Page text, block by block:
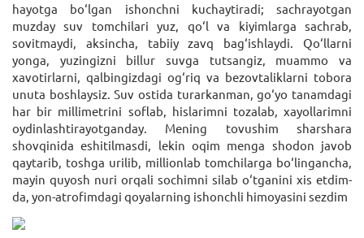
hayotga bo‘lgan ishonchni kuchaytiradi; sachrayotgan
muzday suv tomchilari yuz, qo‘l va kiyimlarga sachrab,
sovitmaydi, aksincha, tabiiy zavq bag‘ishlaydi. Qo‘llarni
yonga, yuzingizni billur suvga tutsangiz, muammo va
xavotirlarni, qalbingizdagi og‘riq va bezovtaliklarni tobora
unuta boshlaysiz. Suv ostida turarkanman, go‘yo tanamdagi
har bir millimetrini soflab, hislarimni tozalab, xayollarimni
oydinlashtirayotganday. Mening tovushim sharshara
shovqinida eshitilmasdi, lekin oqim menga shodon javob
qaytarib, toshga urilib, millionlab tomchilarga bo‘lingancha,
mayin quyosh nuri orqali sochimni silab o‘tganini xis etdim-
da, yon-atrofimdagi qoyalarning ishonchli himoyasini sezdim